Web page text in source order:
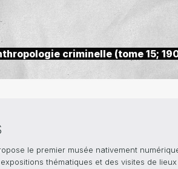
criminelle (tome 15;
le premier musée nativement
thématiques et des visites de